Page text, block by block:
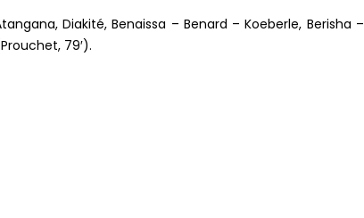
Diakité, Benaissa – Benard – Koeberle, Berisha –
79′).